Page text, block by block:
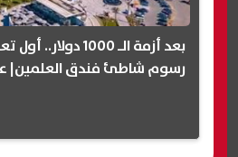
بعد أزمة الـ 1000
رسوم شاطئ فندق العلمين|